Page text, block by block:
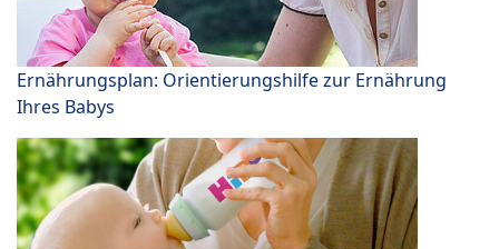
Ernährungsplan: Orientierungshilfe zur Ernährung
Ihres Babys